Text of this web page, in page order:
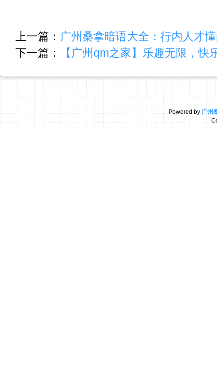
上一篇： 广州桑拿暗语大全：行内人才
下一篇：
【广州qm之家】乐趣无限，快
Powered by广州